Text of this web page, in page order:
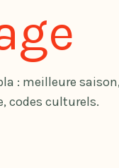
: meilleure
codes culturels.